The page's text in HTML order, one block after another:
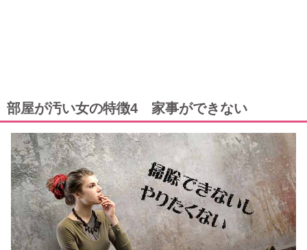
部屋が汚い女の特徴4 家事ができない